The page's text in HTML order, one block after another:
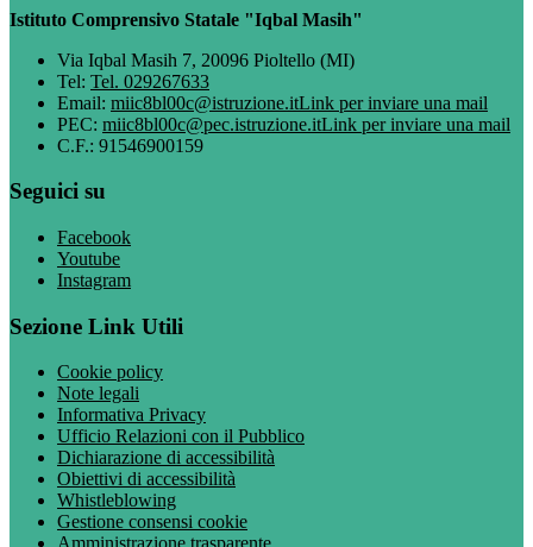
Istituto Comprensivo Statale "Iqbal Masih"
Via Iqbal Masih 7, 20096 Pioltello (MI)
Tel: Tel. 029267633
Email: miic8bl00c@istruzione.itLink per inviare una mail
PEC: miic8bl00c@pec.istruzione.itLink per inviare una mail
C.F.: 91546900159
Seguici su
Facebook
Youtube
Instagram
Sezione Link Utili
Cookie policy
Note legali
Informativa Privacy
Ufficio Relazioni con il Pubblico
Dichiarazione di accessibilità
Obiettivi di accessibilità
Whistleblowing
Gestione consensi cookie